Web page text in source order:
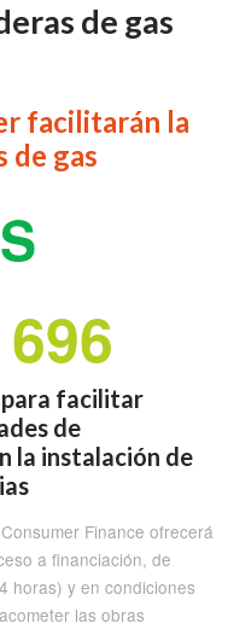
de gas
facilitarán la
de gas
facilitar
de
la instalación de
Finance ofrecerá
a financiación, de
horas) y en condiciones
las obras